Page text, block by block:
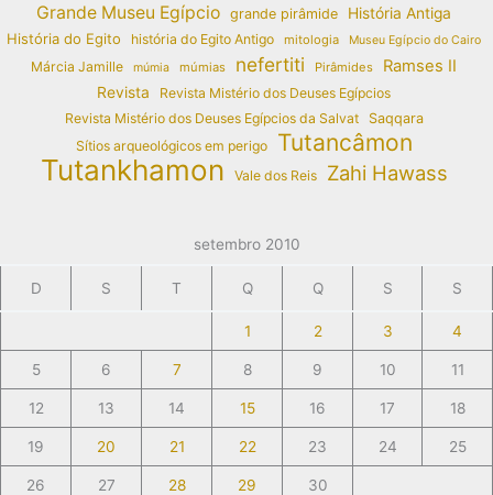
Grande Museu Egípcio grande pirâmide
História Antiga
História do Egito
história do Egito Antigo mitologia Museu Egípcio do Cairo
Márcia Jamille múmia múmias nefertiti Pirâmides Ramses II
Revista
Revista Mistério dos Deuses Egípcios
Revista Mistério dos Deuses Egípcios da Salvat
Saqqara
Sítios arqueológicos em perigo
Tutancâmon
Tutankhamon Vale dos Reis Zahi Hawass
setembro 2010
D S T Q Q S S
1 2 3 4
5 6 7 8 9 10 11
12 13 14 15 16 17 18
19 20 21 22 23 24 25
26 27 28 29 30